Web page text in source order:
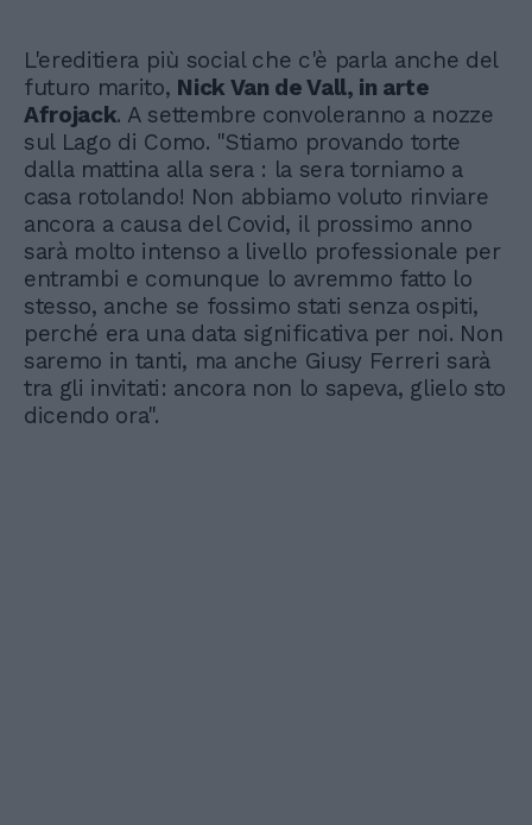
L'ereditiera più social che c'è parla anche del
futuro marito, Nick Van de Vall, in arte
Afrojack. A settembre convoleranno a nozze
sul Lago di Como. "Stiamo provando torte
dalla mattina alla sera : la sera torniamo a
casa rotolando! Non abbiamo voluto rinviare
ancora a causa del Covid, il prossimo anno
sarà molto intenso a livello professionale per
entrambi e comunque lo avremmo fatto lo
stesso, anche se fossimo stati senza ospiti,
perché era una data significativa per noi. Non
saremo in tanti, ma anche Giusy Ferreri sarà
tra gli invitati: ancora non lo sapeva, glielo sto
dicendo ora".